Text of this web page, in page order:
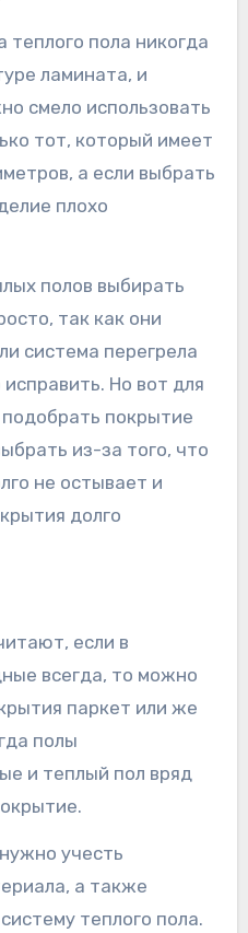
пола никогда
ламината, и
смело использовать
тот, который имеет
а если выбрать
плохо
полов выбирать
так как они
система перегрела
Но вот для
подобрать покрытие
из-за того, что
не остывает и
долго
если в
всегда, то можно
паркет или же
полы
и теплый пол вряд
учесть
а также
теплого пола.